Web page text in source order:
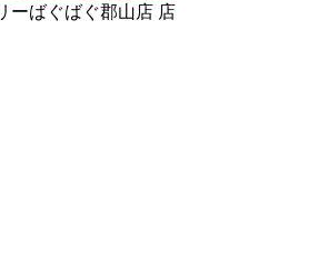
ーばぐばぐ郡山店 店